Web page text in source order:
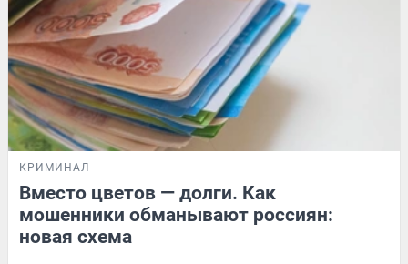
КРИМИНАЛ
Вместо цветов — долги. Как
мошенники обманывают россиян:
новая схема